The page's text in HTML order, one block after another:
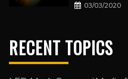
03/03/2020
RECENT TOPICS